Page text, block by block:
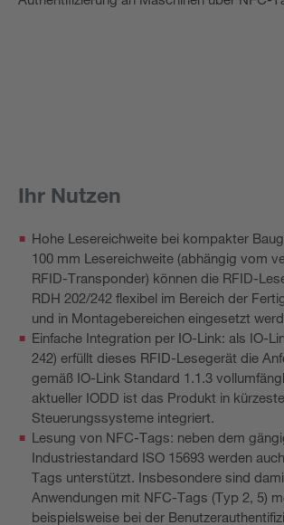
Ihr Nutzen
Hohe Lesereichweite bei kompakter
100 mm Lesereichweite (abhängig vom
RFID-Transponder) können die RFID-
RDH 202/242 flexibel im Bereich der
und in Montagebereichen eingesetzt
Einfache Integration per IO-Link: als IO-
242) erfüllt dieses RFID-Lesegerät die
gemäß IO-Link Standard 1.1.3
aktueller IODD ist das Produkt in
Steuerungssysteme integriert.
Lesung von NFC-Tags: neben dem
Industriestandard ISO 15693 werden
Tags unterstützt. Insbesondere sind
Anwendungen mit NFC-Tags (Typ 2, 5)
beispielsweise bei der